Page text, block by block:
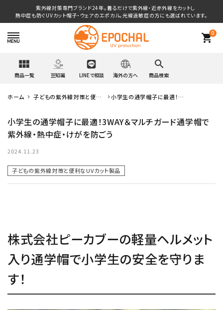
紫外線対策専門ブランド24年。着るだけで紫外線・近赤外線をカットし
熱中症も防ぐUVカット帽子・ウェアのエポカル。光線過敏症の方にも選ばれています。
0
shopping_cart
商品一覧 豆知識 LINEで相談 海外の方へ 商品検索
search
ベビー＆キッズ
EPOCHAL COLUMN
インフォメーション
ホーム
子どもの紫外線対策と便利
小学生の通学帽子に最適！
ごう
小学生の通学帽子に最適！3WAY＆マルチガード通学帽で
紫外線・熱中症・けがを防ごう
2024.11.23
子どもの紫外線対策と便利なUVカット製品
株式会社ピーカブーの軽量ヘルメット
入り通学帽で小学生の安全を守りま
す！